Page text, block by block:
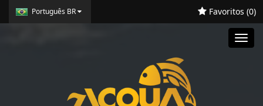
Português BR Favoritos (0)